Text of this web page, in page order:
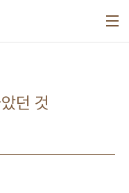
던 것